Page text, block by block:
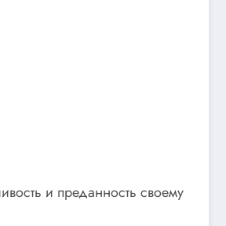
и преданность своему